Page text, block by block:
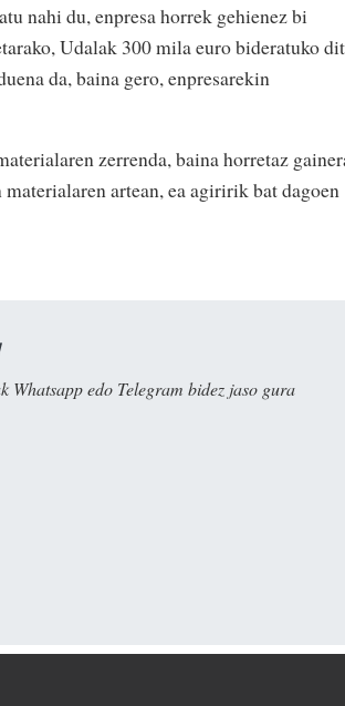
nahi du, enpresa horrek gehienez bi
Udalak 300 mila euro bideratuko
da, baina gero, enpresarekin
zerrenda, baina horretaz
artean, ea agiririk bat dagoen
Whatsapp edo Telegram bidez jaso gura